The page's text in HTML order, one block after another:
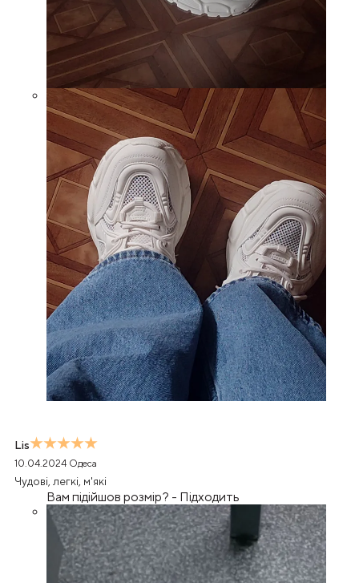
Lis
10.04.2024 Одеса
Чудові, легкі, м'які
Вам підійшов розмір? - Підходить